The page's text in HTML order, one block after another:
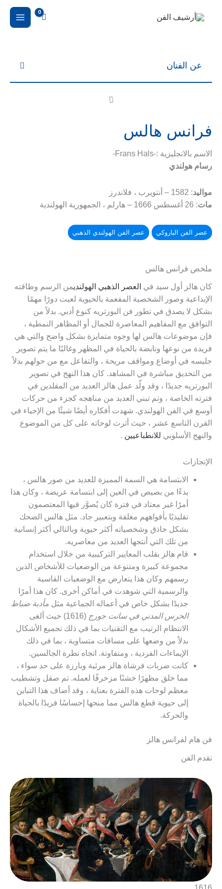
عن الفنان
فرانس هالس
الاسم بالانجليزية :-Frans Hals-
رسام هولندي
مواليد: 1582 – أنتويرب ، فلاندرز
مات: 26 أغسطس 1666 – هارلم ، الجمهورية الهولندية
عصر الفن الباروكي عصر الفن الهولندي الذهبي
ملخص فرانس هالس
كان هالز أول سيد في العصر الذهبي الهولنديمن الرسم وطاقته
الإبداعية وصور الشخصية المفعمة بالحيوية لعبت دورًا مهمًا
بشكل لا يصدق في تطور فن البورتريه كنوع أدبي. بدلاً من
التوافق مع المفاهيم المعاصرة للجمال أو المظاهر النمطية ،
فإن موضوعات هالس لها وجوه متمايزة بشكل واضح والتي هي
فريدة من نوعها ونابضة بالحياة في المظهر وغالبًا ما يتم تصوير
جليسه في أوضاع ومواقف مريحة ، والتفاعل مع من حولهم بدلاً
من التحديق مباشرة في المشاهد. كان هذا النهج في تصوير
البورتريه جديدًا ، وقد ولّد عمل هالز العديد من المقلدين في
فترته الخاصة ، وتم تبني العديد من مناهجه كجزء من حركات
أوسع في الفن الهولندي. شهدت أفكاره أيضًا شيئًا من الإحياء في
القرن التاسع عشر ، حيث أثرت لوحاته على كل من الموضوع
والنهج الأسلوبي للانطباعيين .
الإنجازات
الابتسامة هي السمة المميزة للعديد من صور هالس ،
بدءًا من بصيص في العين إلى ابتسامة عريضة ، وكان هذا
أمرًا غير معتاد في فترة كان يُصوَّر فيها المعتصمون
تقليديًا بأفواههم مغلقة وبتعبير جاد. مثل هالس الضحك
بشكل حاذق وشخصياته أكثر حيوية وبالتالي أكثر إنسانية
من تلك التي أنتجها العديد من معاصريه.
قام هالز بقلب المعايير التركيبية من خلال استخدام
مجموعة كبيرة ومتنوعة من الوضعيات للأشخاص الذين
رسمهم وكان هذا يتعارض مع الوضعيات القاسية
والرسمية التي شوهدت في أماكن أخرى. كان هذا أمرًا
جديدًا بشكل خاص في أعماله الجماعية مثل مأدبة ضباط
الحرس المدني في سانت جورج
(1616) حيث ألغى
الانتظام الرتيب مع التقنيات بما في ذلك تجميع الأشكال
بدلاً من وضعها على مسافات متساوية ، بما في ذلك
الإيماءات الفردية ، ومتفاوتة. اتجاه نظرة الجالسين.
كانت ضربات فرشاة هالز مرئية وبارزة على حد سواء ،
مما خلق مظهرًا خشنًا مزخرفًا لعمله. تم صقل وتشطيب
معظم لوحات هذه الفترة بعناية ، وقد أضاف هذا التباين
إلى حيوية قطع هالس مما منحها إحساسًا فريدًا بالحياة
والحركة.
فن هام لفرانس هالز
تقدم الفن